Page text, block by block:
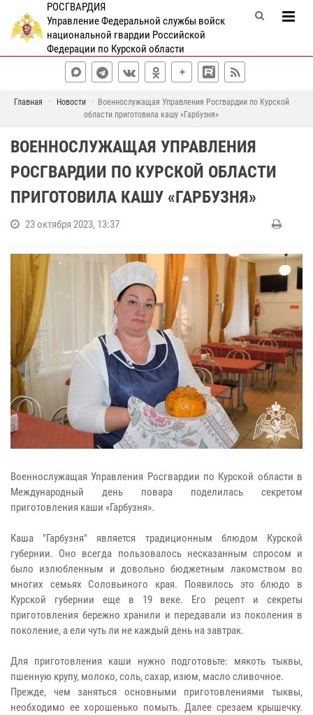
РОСГВАРДИЯ
Управление Федеральной службы войск
национальной гвардии Российской
Федерации по Курской области
Главная Новости
Военнослужащая Управления Росгвардии по Курской
области приготовила кашу «Гарбузня»
ВОЕННОСЛУЖАЩАЯ УПРАВЛЕНИЯ
РОСГВАРДИИ ПО КУРСКОЙ ОБЛАСТИ
ПРИГОТОВИЛА КАШУ «ГАРБУЗНЯ»
23 октября 2023, 13:37
Военнослужащая Управления Росгвардии по Курской области в
Международный день повара поделилась секретом
приготовления каши «Гарбузня».
Каша "Гарбузня" является традиционным блюдом Курской
губернии. Оно всегда пользовалось несказанным спросом и
было излюбленным и довольно бюджетным лакомством во
многих семьях Соловьиного края. Появилось это блюдо в
Курской губернии еще в 19 веке. Его рецепт и секреты
приготовления бережно хранили и передавали из поколения в
поколение, а ели чуть ли не каждый день на завтрак.
Для приготовления каши нужно подготовьте: мякоть тыквы,
пшенную крупу, молоко, соль, сахар, изюм, масло сливочное.
Прежде, чем заняться основными приготовлениями тыквы,
необходимо ее хорошенько помыть. Далее срезаем крышечку.